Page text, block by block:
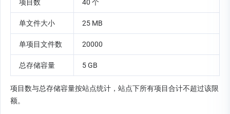
项目数 40 个
单文件大小 25 MB
单项目文件数 20000
总存储容量 5 GB
项目数与总存储容量按站点统计，站点下所有项目合计不超过该限
额。